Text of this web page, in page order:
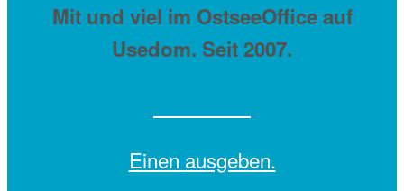
Mit und viel im OstseeOffice auf
Usedom. Seit 2007.
Einen ausgeben.